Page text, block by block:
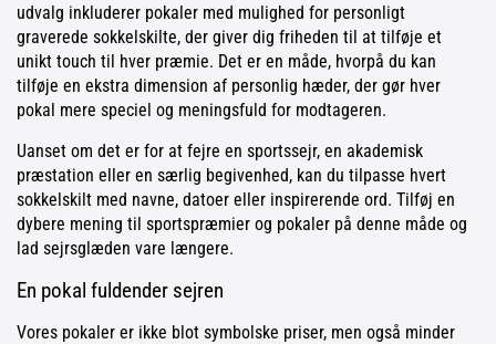
udvalg inkluderer pokaler med mulighed for personligt
graverede sokkelskilte, der giver dig friheden til at tilføje et
unikt touch til hver præmie. Det er en måde, hvorpå du kan
tilføje en ekstra dimension af personlig hæder, der gør hver
pokal mere speciel og meningsfuld for modtageren.
Uanset om det er for at fejre en sportssejr, en akademisk
præstation eller en særlig begivenhed, kan du tilpasse hvert
sokkelskilt med navne, datoer eller inspirerende ord. Tilføj en
dybere mening til sportspræmier og pokaler på denne måde og
lad sejrsglæden vare længere.
En pokal fuldender sejren
Vores pokaler er ikke blot symbolske priser, men også minder